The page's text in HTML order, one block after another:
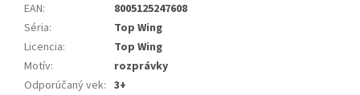
EAN:
8005125247608
Séria:
Top Wing
Licencia:
Top Wing
Motív:
rozprávky
Odporúčaný vek: 3+